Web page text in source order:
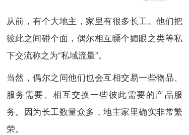
从前，有个大地主，家里有很多长工。他们把
彼此之间碰个面，偶尔相互瞟个媚眼之类等私
下交流称之为“私域流量”。
当然，偶尔之间他们也会互相交易一些物品、
服务需要、相互交换一些彼此需要的产品服
务。因为长工数量众多，地主家里确实非常繁
荣。